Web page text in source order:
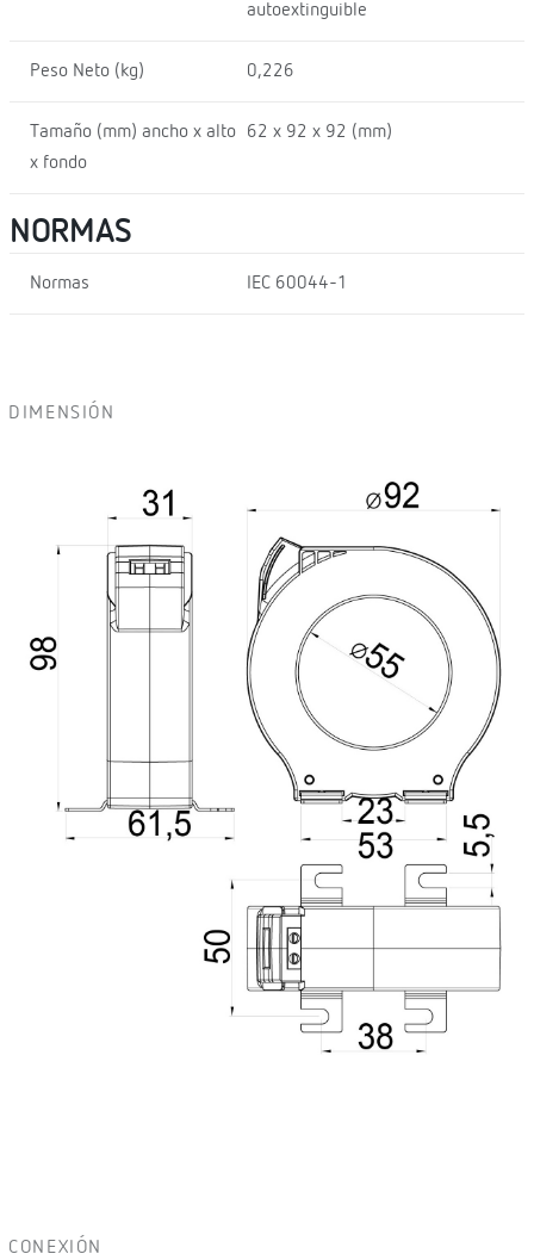
autoextinguible
Peso Neto (kg) 0,226
Tamaño (mm) ancho x alto
x fondo
62 x 92 x 92 (mm)
NORMAS
Normas IEC 60044-1
DIMENSIÓN
CONEXIÓN